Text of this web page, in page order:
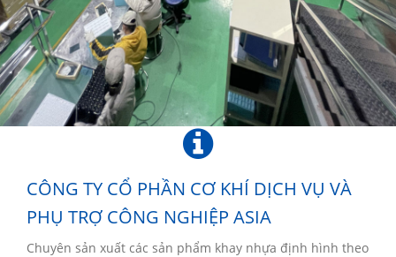
CÔNG TY CỔ PHẦN CƠ KHÍ DỊCH VỤ VÀ
PHỤ TRỢ CÔNG NGHIỆP ASIA
Chuyên sản xuất các sản phẩm khay nhựa định hình theo